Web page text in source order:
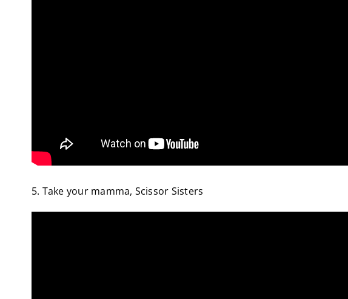
5. Take your mamma, Scissor Sisters